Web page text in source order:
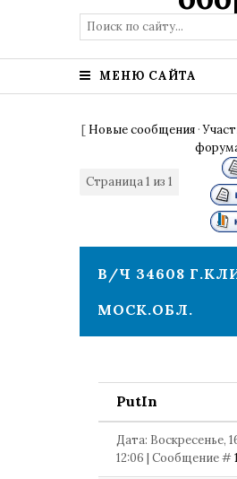
МЕНЮ САЙТА
[ Новые сообщения ·
Страница1 из 1
В/Ч 34608
МОСК.ОБЛ.
PutIn
Дата: Воскресенье,
12:06 | Сообщение #1